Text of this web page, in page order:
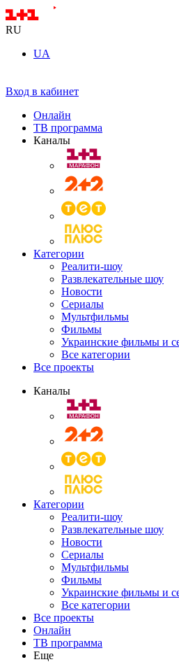
RU
UA
Вход в кабинет
Онлайн
ТВ программа
Каналы
Категории
Реалити-шоу
Развлекательные шоу
Новости
Сериалы
Мультфильмы
Фильмы
Украинские фильмы и
Все категории
Все проекты
Каналы
Категории
Реалити-шоу
Развлекательные шоу
Новости
Сериалы
Мультфильмы
Фильмы
Украинские фильмы и
Все категории
Все проекты
Онлайн
ТВ программа
Еще